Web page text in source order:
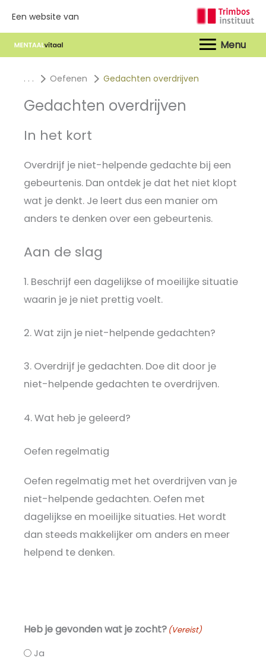
Een website van
. . . Oefenen Gedachten overdrijven
Gedachten overdrijven
In het kort
Overdrijf je niet-helpende gedachte bij een
gebeurtenis. Dan ontdek je dat het niet klopt
wat je denkt. Je leert dus een manier om
anders te denken over een gebeurtenis.
Aan de slag
1. Beschrijf een dagelijkse of moeilijke situatie
waarin je je niet prettig voelt.
2. Wat zijn je niet-helpende gedachten?
3. Overdrijf je gedachten. Doe dit door je
niet-helpende gedachten te overdrijven.
4. Wat heb je geleerd?
Oefen regelmatig
Oefen regelmatig met het overdrijven van je
niet-helpende gedachten. Oefen met
dagelijkse en moeilijke situaties. Het wordt
dan steeds makkelijker om anders en meer
helpend te denken.
Heb je gevonden wat je zocht? (Vereist)
Ja